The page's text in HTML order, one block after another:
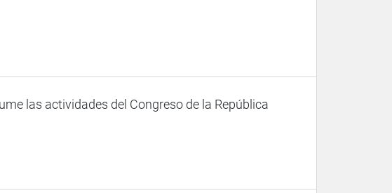
las actividades del Congreso de la República